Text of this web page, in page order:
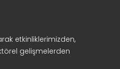
etkinliklerimizden,
gelişmelerden